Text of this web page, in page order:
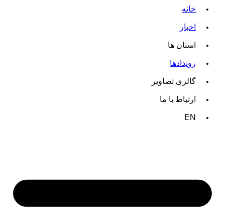
خانه
اخبار
استان ها
رویدادها
گالری تصاویر
ارتباط با ما
EN